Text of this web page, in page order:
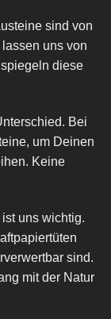
sind von
uns von
diese
Bei
um Deinen
Keine
uns wichtig.
sind.
mit der Natur